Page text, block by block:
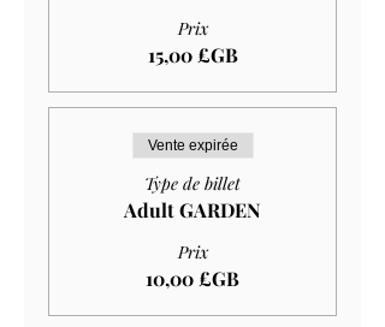
Prix
15,00 £GB
Vente expirée
Type de billet
Adult GARDEN
Prix
10,00 £GB